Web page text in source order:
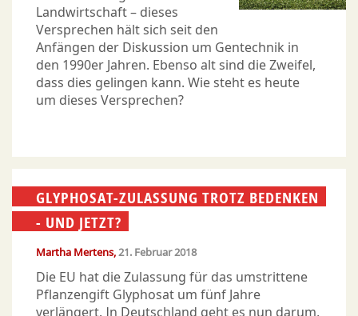
Landwirtschaft – dieses
Versprechen hält sich seit den
Anfängen der Diskussion um Gentechnik in
den 1990er Jahren. Ebenso alt sind die Zweifel,
dass dies gelingen kann. Wie steht es heute
um dieses Versprechen?
GLYPHOSAT-ZULASSUNG TROTZ BEDENKEN
- UND JETZT?
Martha Mertens 21. Februar 2018
Die EU hat die Zulassung für das umstrittene
Pflanzengift Glyphosat um fünf Jahre
verlängert. In Deutschland geht es nun darum,